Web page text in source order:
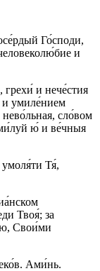
Го́споди,
и
и нече́стия
и умиле́нием
сло́вом
ю́ и ве́чныя
Тя́,
Твоя́; за
Свои́ми
Ами́нь.